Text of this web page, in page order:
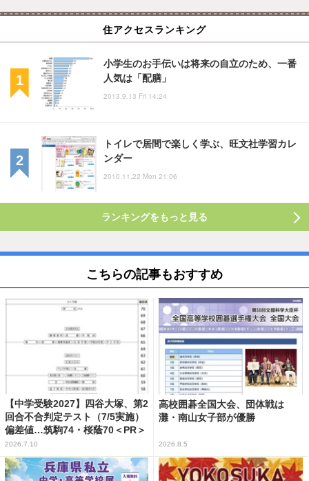
住アクセスランキング
小学生のお手伝いは将来の自立のため、一番
人気は「配膳」
2013.9.13 Fri 14:24
トイレで居間で楽しく学ぶ、旺文社学習カレ
ンダー
2010.11.22 Mon 21:06
ランキングをもっと見る
こちらの記事もおすすめ
【中学受験2027】四谷大塚、第2
回合不合判定テスト（7/5実施）
偏差値…筑駒74・桜蔭70＜PR＞
2026.7.10
高校囲碁全国大会、団体戦は
灘・南山女子部が優勝
2026.8.5